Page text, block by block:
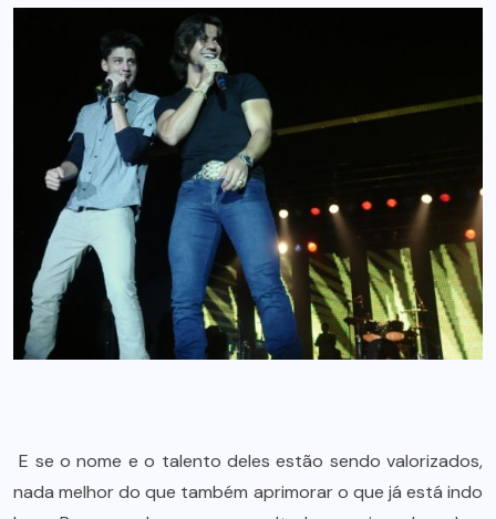
E se o nome e o talento deles estão sendo valorizados,
nada melhor do que também aprimorar o que já está indo